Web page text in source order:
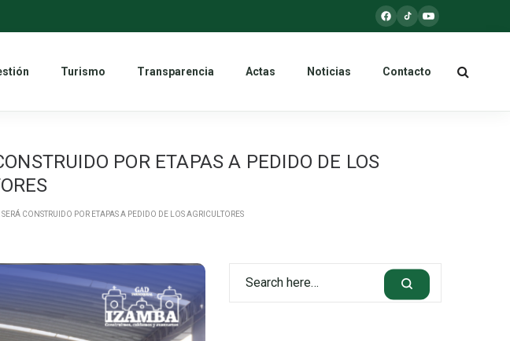
Turismo Transparencia Actas Noticias Contacto
POR ETAPAS A PEDIDO DE LOS
CONSTRUIDO POR ETAPAS A PEDIDO DE LOS AGRICULTORES